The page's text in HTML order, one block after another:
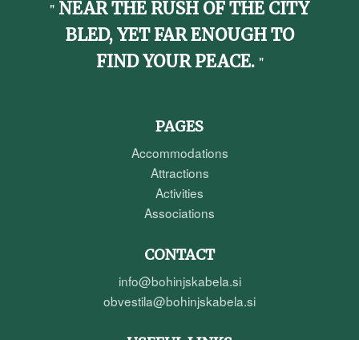
NEAR THE RUSH OF THE CITY
BLED, YET FAR ENOUGH TO
FIND YOUR PEACE.
PAGES
Accommodations
Attractions
Activities
Associations
CONTACT
info@bohinjskabela.si
obvestila@bohinjskabela.si